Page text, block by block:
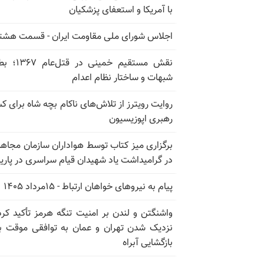
با آمریکا و استعفای پزشکیان
اجلاس شورای ملی مقاومت ایران - قسمت
نقش مستقیم خمینی
شبهات و ساختار نظام اعدام
روایت رویترز از تلاش‌های ناکام بچه شاه
رهبری اپوزیسیون
برگزاری میز کتاب توسط هواداران سازمان
در گرامیداشت یاد شهیدان قیام سراسری در
پیام به نیروهای خواهان ارتباط - ۱۵مرداد ۱۴۰۵
واشنگتن و لندن بر امنیت تنگه هرمز تأکید
نزدیک شدن تهران و عمان به توافقی موقت
بازگشایی آبراه